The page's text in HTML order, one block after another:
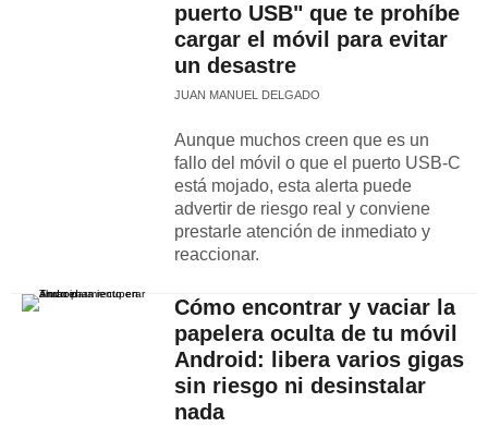
puerto USB" que te prohíbe
cargar el móvil para evitar
un desastre
JUAN MANUEL DELGADO
Aunque muchos creen que es un
fallo del móvil o que el puerto USB-C
está mojado, esta alerta puede
advertir de riesgo real y conviene
prestarle atención de inmediato y
reaccionar.
Cómo encontrar y vaciar la
papelera oculta de tu móvil
Android: libera varios gigas
sin riesgo ni desinstalar
nada